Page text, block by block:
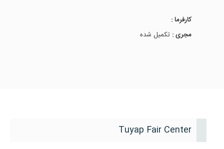
کارفرما :
مجری : تکمیل شده
Tuyap Fair Center